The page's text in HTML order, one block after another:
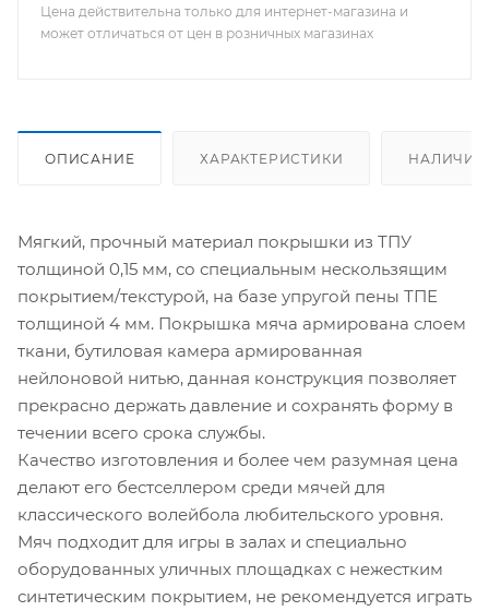
Цена действительна только для интернет-магазина и
может отличаться от цен в розничных магазинах
ОПИСАНИЕ ХАРАКТЕРИСТИКИ НАЛИЧИЕ
Мягкий, прочный материал покрышки из ТПУ
толщиной 0,15 мм, со специальным нескользящим
покрытием/текстурой, на базе упругой пены ТПЕ
толщиной 4 мм. Покрышка мяча армирована слоем
ткани, бутиловая камера армированная
нейлоновой нитью, данная конструкция позволяет
прекрасно держать давление и сохранять форму в
течении всего срока службы.
Качество изготовления и более чем разумная цена
делают его бестселлером среди мячей для
классического волейбола любительского уровня.
Мяч подходит для игры в залах и специально
оборудованных уличных площадках с нежестким
синтетическим покрытием, не рекомендуется играть